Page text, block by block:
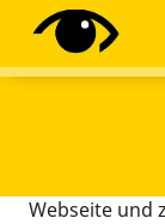
Diese
Tracking-
Webseite und